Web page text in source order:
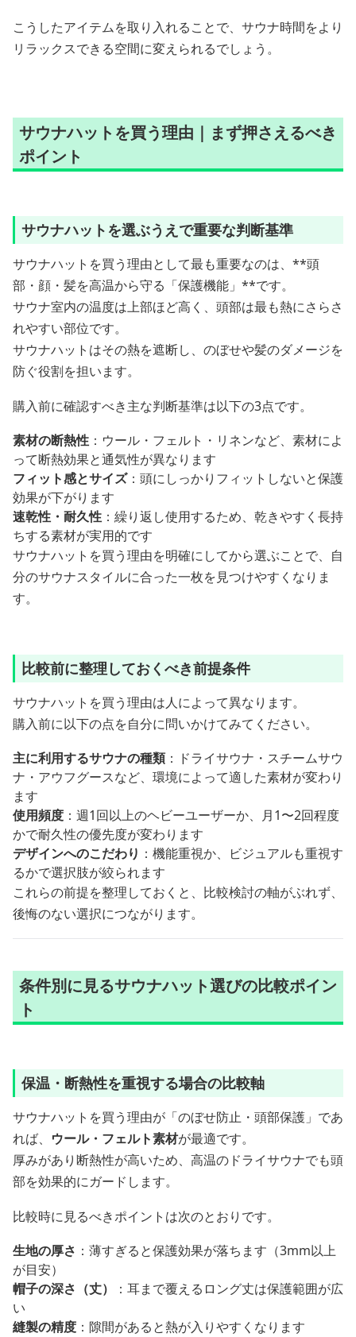
こうしたアイテムを取り入れることで、サウナ時間をより
リラックスできる空間に変えられるでしょう。
サウナハットを買う理由｜まず押さえるべき
ポイント
サウナハットを選ぶうえで重要な判断基準
サウナハットを買う理由として最も重要なのは、**頭
部・顔・髪を高温から守る「保護機能」**です。
サウナ室内の温度は上部ほど高く、頭部は最も熱にさらさ
れやすい部位です。
サウナハットはその熱を遮断し、のぼせや髪のダメージを
防ぐ役割を担います。
購入前に確認すべき主な判断基準は以下の3点です。
素材の断熱性 ：ウール・フェルト・リネンなど、素材によ
って断熱効果と通気性が異なります
フィット感とサイズ：頭にしっかりフィットしないと保護
効果が下がります
速乾性・耐久性 ：繰り返し使用するため、乾きやすく長持
ちする素材が実用的です
サウナハットを買う理由を明確にしてから選ぶことで、自
分のサウナスタイルに合った一枚を見つけやすくなりま
す。
比較前に整理しておくべき前提条件
サウナハットを買う理由は人によって異なります。
購入前に以下の点を自分に問いかけてみてください。
主に利用するサウナの種類：ドライサウナ・スチームサウ
ナ・アウフグースなど、環境によって適した素材が変わり
ます
使用頻度 ：週1回以上のヘビーユーザーか、月1〜2回程度
かで耐久性の優先度が変わります
デザインへのこだわり ：機能重視か、ビジュアルも重視す
るかで選択肢が絞られます
これらの前提を整理しておくと、比較検討の軸がぶれず、
後悔のない選択につながります。
条件別に見るサウナハット選びの比較ポイン
ト
保温・断熱性を重視する場合の比較軸
サウナハットを買う理由が「のぼせ防止・頭部保護」であ
れば、 ウール・フェルト素材が最適です。
厚みがあり断熱性が高いため、高温のドライサウナでも頭
部を効果的にガードします。
比較時に見るべきポイントは次のとおりです。
生地の厚さ ：薄すぎると保護効果が落ちます（3mm以上
が目安）
帽子の深さ（丈）
：耳まで覆えるロング丈は保護範囲が広
い
縫製の精度 ：隙間があると熱が入りやすくなります